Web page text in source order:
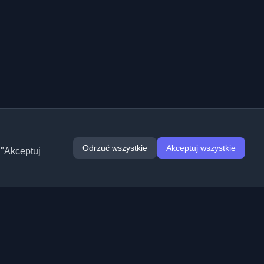
Odrzuć wszystkie Akceptuj wszystkie